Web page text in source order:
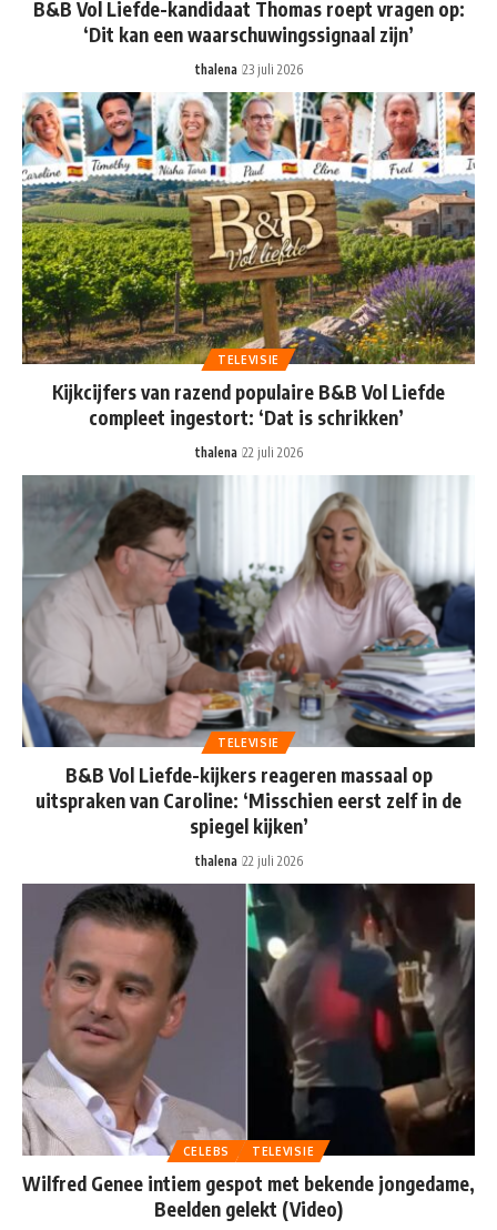
B&B Vol Liefde-kandidaat Thomas roept vragen op:
‘Dit kan een waarschuwingssignaal zijn’
thalena 23 juli 2026
TELEVISIE
Kijkcijfers van razend populaire B&B Vol Liefde
compleet ingestort: ‘Dat is schrikken’
thalena 22 juli 2026
TELEVISIE
B&B Vol Liefde-kijkers reageren massaal op
uitspraken van Caroline: ‘Misschien eerst zelf in de
spiegel kijken’
thalena 22 juli 2026
CELEBS TELEVISIE
Wilfred Genee intiem gespot met bekende jongedame,
Beelden gelekt (Video)